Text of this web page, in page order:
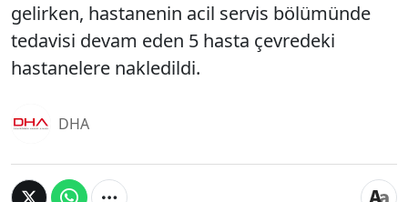
gelirken, hastanenin acil servis bölümünde
tedavisi devam eden 5 hasta çevredeki
hastanelere nakledildi.
DHA